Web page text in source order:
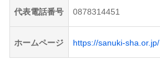
代表電話番号 0878314451
ホームページ https://sanuki-sha.or.jp/